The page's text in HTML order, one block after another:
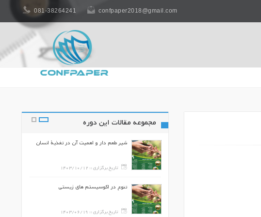
confpaper2018@gmail.com
081-38264241
مجموعه مقالات این دوره
شیر طعم دار و اهمیت آن در تغذیة انسان
تاریخ برگزاری :: 1403/10/12
تنوع در اکوسیستم های زیستی
تاریخ برگزاری :: 1403/06/19